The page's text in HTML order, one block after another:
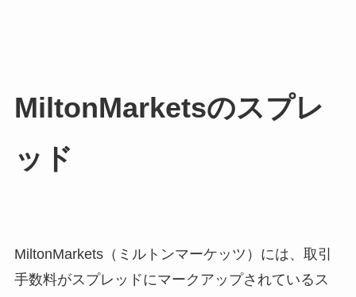
MiltonMarketsのスプレ
ッド
MiltonMarkets（ミルトンマーケッツ）には、取引
手数料がスプレッドにマークアップされているス